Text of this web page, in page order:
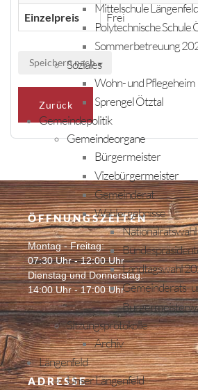
Mittelschule Längenfeld
Polytechnische Schule
Sommerbetreuung
Soziales
Wohn- und Pflegeheim
Sprengel Ötztal
Gemeindepolitik
Gemeindeorgane
Bürgermeister
Vizebürgermeister
Gemeinderat
Wahlergebnisse
Landtagswahl
Gemeinderats-
Sitzungsprotokolle
Archiv
Längenfeld
Unser Längenfeld
Einzelpreis Frei
Speichern nach
Zurück
ÖFFNUNGSZEITEN
Montag - Freitag:
07:30 Uhr - 12:00 Uhr
Dienstag und Donnerstag:
14:00 Uhr - 17:00 Uhr
ADRESSE